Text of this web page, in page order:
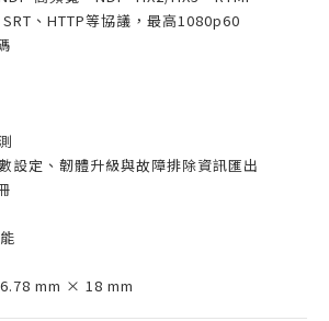
、HTTP等協議，最高1080p60
設定、韌體升級與故障排除資訊匯出
mm × 18 mm